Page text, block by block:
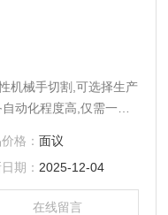
机械手切割,可选择生产
动化程度高,仅需一名
卡和找正,系统自动完
任何制图知识和学历.
格： 面议
期： 2025-12-04
在线留言